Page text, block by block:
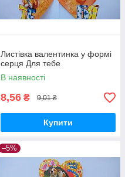
Листівка валентинка у формі
серця Для тебе
В наявності
8,56 ₴ 9,01 ₴
Купити
–5%